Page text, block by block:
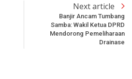
Next article
Banjir Ancam Tumbang
Samba: Wakil Ketua DPRD
Mendorong Pemeliharaan
Drainase